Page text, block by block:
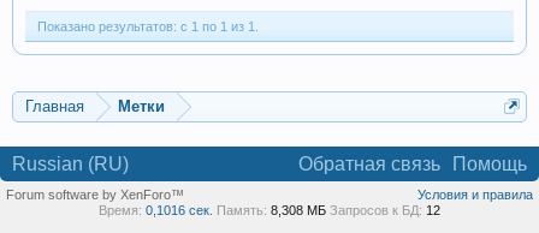
Показано результатов: с 1 по 1 из 1.
Главная Метки
Russian (RU) Обратная связь Помощь
Условия и правила
Forum software by XenForo™
Время: 0,1016 сек. Память: 8,308 МБ Запросов к БД: 12